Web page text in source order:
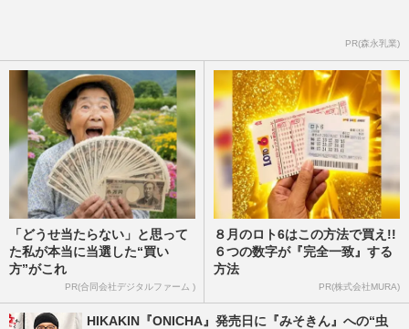
PR(森永乳業)
「どうせ当たらない」と思って
た私が本当に当選した“買い
方”がこれ
PR(合同会社デジタルファーム )
８月のロト6はこの方法で買え!!
６つの数字が『完全一致』する
方法
PR(株式会社MURA)
HIKAKIN『ONICHA』発売日に『みそきん』への“虫